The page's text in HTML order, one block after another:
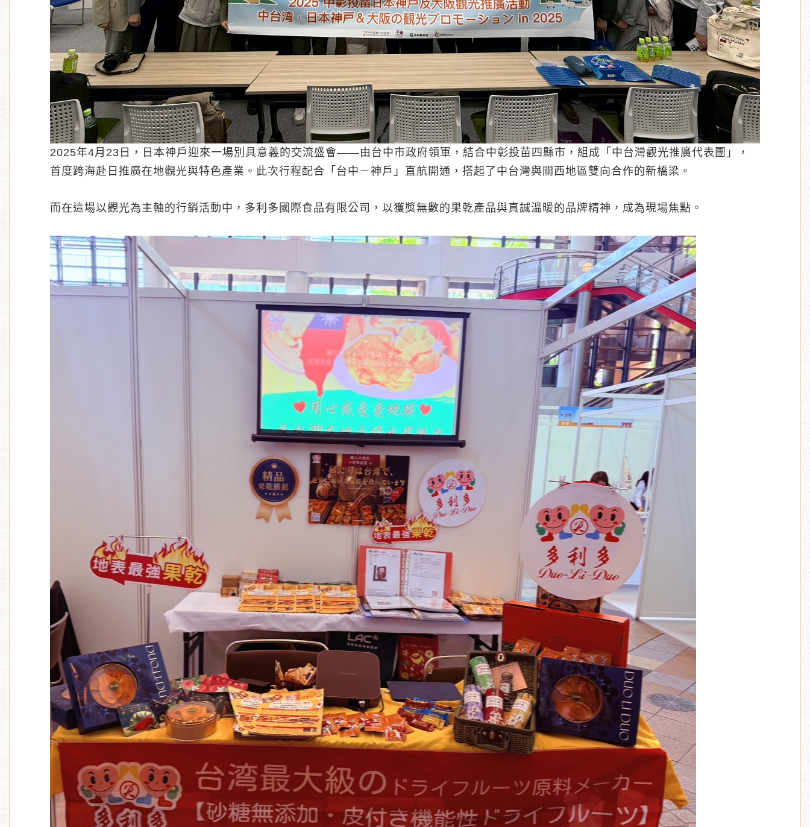
2025年4月23日，日本神戶迎來一場別具意義的交流盛會——由台中市政府領軍，結合中彰投苗四縣市，組成「中台灣觀光推廣代表團」，
首度跨海赴日推廣在地觀光與特色產業。此次行程配合「台中－神戶」直航開通，搭起了中台灣與關西地區雙向合作的新橋梁。
而在這場以觀光為主軸的行銷活動中，多利多國際食品有限公司，以獲獎無數的果乾產品與真誠溫暖的品牌精神，成為現場焦點。